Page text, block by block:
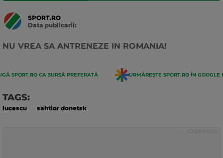
SPORT.RO
Data publicarii:
NU VREA SA ANTRENEZE IN ROMANIA!
SPORT.RO CA SURSĂ PREFERATĂ URMĂREȘTE SPORT.RO ÎN GOOGLE
TAGS:
lucescu sahtior donetsk